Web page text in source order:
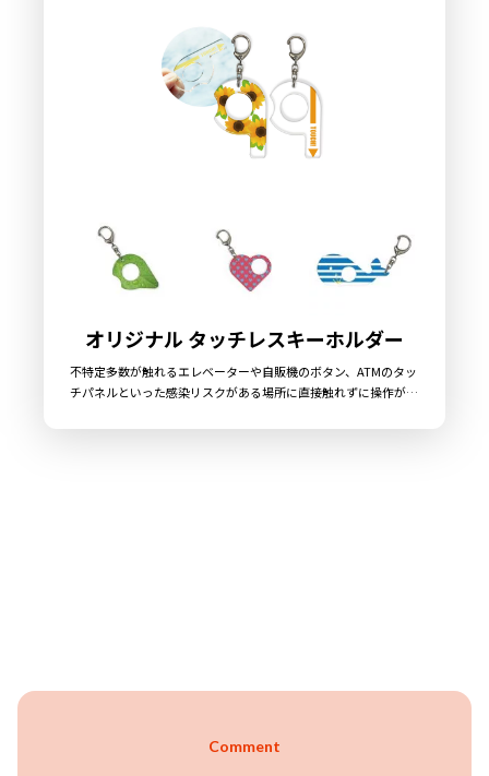
内生産で小ロットからの製作も承っておりますので、お気軽にご
オリジナル タッチレスキーホルダー
不特定多数が触れるエレベーターや自販機のボタン、ATMのタッ
チパネルといった感染リスクがある場所に直接触れずに操作がで
タイルの各場面で助けとなる便利な感染対策グッズが「オリジナ
Comment